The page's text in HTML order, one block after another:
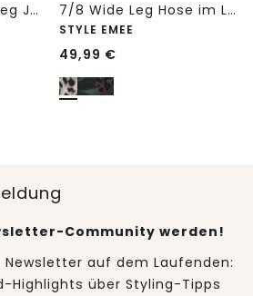
High Waist Barrel Leg Jeans im Loose Fit 7/8 Wide Leg Hose im Loose Fit mit Print
STYLE EMEE
49,99 €
Community werden!
auf dem Laufenden:
Highlights über Styling-Tipps